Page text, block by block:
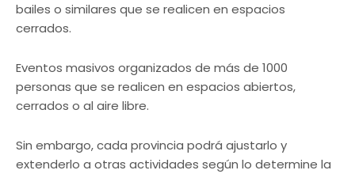
bailes o similares que se realicen en espacios
cerrados.
Eventos masivos organizados de más de 1000
personas que se realicen en espacios abiertos,
cerrados o al aire libre.
Sin embargo, cada provincia podrá ajustarlo y
extenderlo a otras actividades según lo determine la